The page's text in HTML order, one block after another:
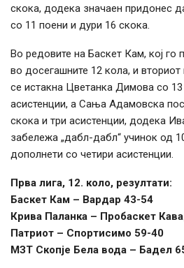
скока, додека значаен придонес
со 11 поени и дури 16 скока.
Во редовите на Баскет Кам, кој го
во досегашните 12 кола, и
се истакна Цветанка Димова со
асистенции, а Сања Адамовска
скока и три асистенции, додека
забележа „дабл-дабл“ учинок од
дополнети со четири асистенции.
Прва лига, 12. коло, резултати:
Баскет Кам – Вардар 43-54
Крива Паланка – Пробаскет
Патриот – Спортисимо 59-40
МЗТ Скопје Бела вода – Бадел